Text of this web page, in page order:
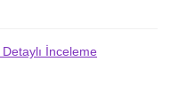
İnceleme